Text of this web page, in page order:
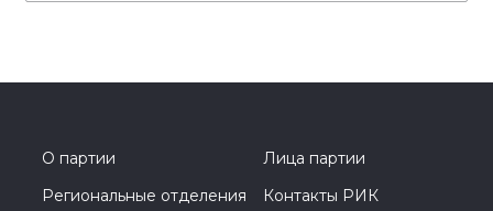
О партии
Лица партии
Региональные отделения
Контакты РИК